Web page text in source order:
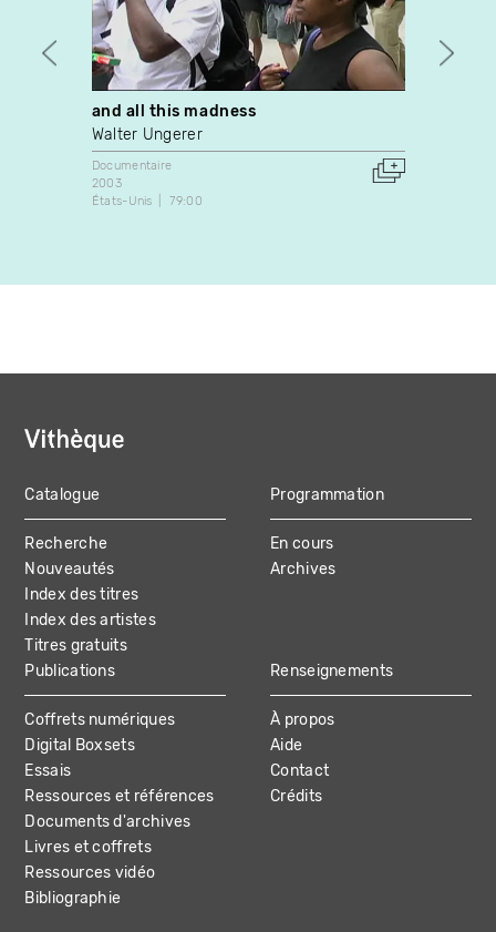
and all this madness
Walter Ungerer
Documentaire
2003
États-Unis
79:00
MAIN
NAVIGATION
Catalogue
Recherche
Nouveautés
Index des titres
Index des artistes
Titres gratuits
Programmation
En cours
Archives
Publications
Coffrets numériques
Digital Boxsets
Essais
Ressources et références
Documents d'archives
Livres et coffrets
Ressources vidéo
Bibliographie
Renseignements
À propos
Aide
Contact
Crédits